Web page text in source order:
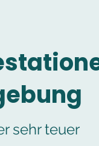
sehr teuer